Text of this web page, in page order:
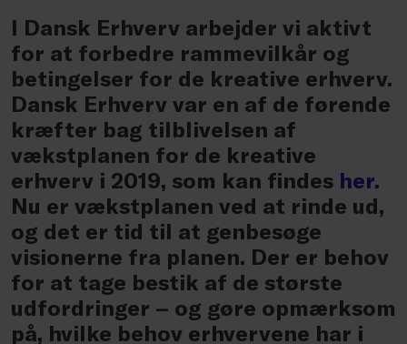
I Dansk Erhverv arbejder vi aktivt
for at forbedre rammevilkår og
betingelser for de kreative erhverv.
Dansk Erhverv var en af de førende
kræfter bag tilblivelsen af
vækstplanen for de kreative
erhverv i 2019, som kan findes her.
Nu er vækstplanen ved at rinde ud,
og det er tid til at genbesøge
visionerne fra planen. Der er behov
for at tage bestik af de største
udfordringer – og gøre opmærksom
på, hvilke behov erhvervene har i